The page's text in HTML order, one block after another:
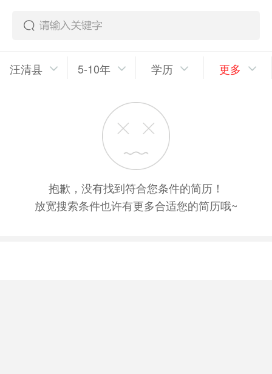
汪清县 5-10年 学历 更多
抱歉，没有找到符合您条件的简历！
放宽搜索条件也许有更多合适您的简历哦~